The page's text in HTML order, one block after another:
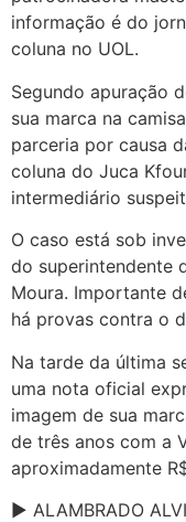
informação é do
coluna no UOL.
Segundo apuração
sua marca na
parceria por causa
coluna do Juca
intermediário
O caso está sob
do superintendente
Moura. Importante
há provas contra o
Na tarde da última
uma nota oficial
imagem de sua
de três anos com a
aproximadamente
► ALAMBRADO